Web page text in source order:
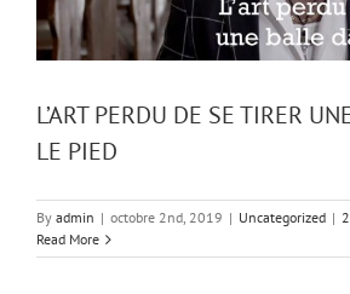
L’ART PERDU DE SE TIRER
LE PIED
By admin | octobre 2nd, 2019 | Uncategorized |
Read More